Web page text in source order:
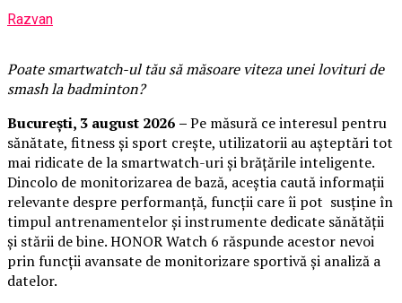
Razvan
Poate smartwatch-ul tăusă măsoare viteza unei lovituri de
smash la badminton?
București, 3 august 2026 –Pe măsură ce interesul pentru
sănătate, fitness și sport crește, utilizatorii au așteptări tot
mai ridicate de la smartwatch-uri și brățările inteligente.
Dincolo de monitorizarea de bază, aceștia caută informații
relevante despre performanță, funcții care îi pot susține în
timpul antrenamentelor și instrumente dedicate sănătății
și stării de bine. HONOR Watch 6 răspunde acestor nevoi
prin funcții avansate de monitorizare sportivă și analiză a
datelor.